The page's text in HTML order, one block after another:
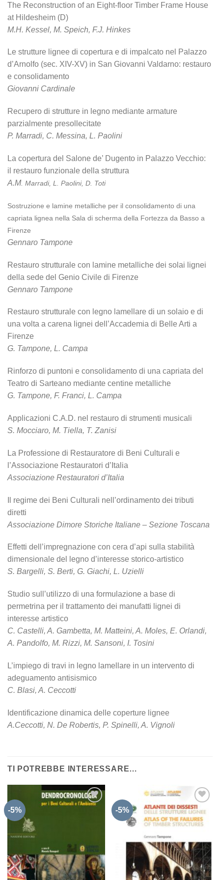
The Reconstruction of an Eight-floor Timber Frame House
at Hildesheim (D)
M.H. Kessel, M. Speich, F.J. Hinkes
Le strutture lignee di copertura e di impalcato nel Palazzo
d’Arnolfo (sec. XIV-XV) in San Giovanni Valdarno: restauro
e consolidamento
Giovanni Cardinale
Recupero di strutture in legno mediante armature
parzialmente presollecitate
P. Marradi, C. Messina, L. Paolini
La copertura del Salone de’ Dugento in Palazzo Vecchio:
il restauro funzionale della struttura
A.M . Marradi, L. Paolini, D. Toti
Sostruzione e lamine metalliche per il consolidamento di una
capriata lignea nella Sala di scherma della Fortezza da Basso a
Firenze
Gennaro Tampone
Restauro strutturale con lamine metalliche dei solai lignei
della sede del Genio Civile di Firenze
Gennaro Tampone
Restauro strutturale con legno lamellare di un solaio e di
una volta a carena lignei dell’Accademia di Belle Arti a
Firenze
G. Tampone, L. Campa
Rinforzo di puntoni e consolidamento di una capriata del
Teatro di Sarteano mediante centine metalliche
G. Tampone, F. Franci, L. Campa
Applicazioni C.A.D. nel restauro di strumenti musicali
S. Mocciaro, M. Tiella, T. Zanisi
La Professione di Restauratore di Beni Culturali e
l’Associazione Restauratori d’Italia
Associazione Restauratori d’Italia
Il regime dei Beni Culturali nell’ordinamento dei tributi
diretti
Associazione Dimore Storiche Italiane – Sezione Toscana
Effetti dell’impregnazione con cera d’api sulla stabilità
dimensionale del legno d’interesse storico-artistico
S. Bargelli, S. Berti, G. Giachi, L. Uzielli
Studio sull’utilizzo di una formulazione a base di
permetrina per il trattamento dei manufatti lignei di
interesse artistico
C. Castelli, A. Gambetta, M. Matteini, A. Moles, E. Orlandi,
A. Pandolfo, M. Rizzi, M. Sansoni, I. Tosini
L’impiego di travi in legno lamellare in un intervento di
adeguamento antisismico
C. Blasi, A. Ceccotti
Identificazione dinamica delle coperture lignee
A.Ceccotti, N. De Robertis, P. Spinelli, A. Vignoli
TI POTREBBE INTERESSARE…
-5%
desideri
-5%
Aggiungi
dei
desideri